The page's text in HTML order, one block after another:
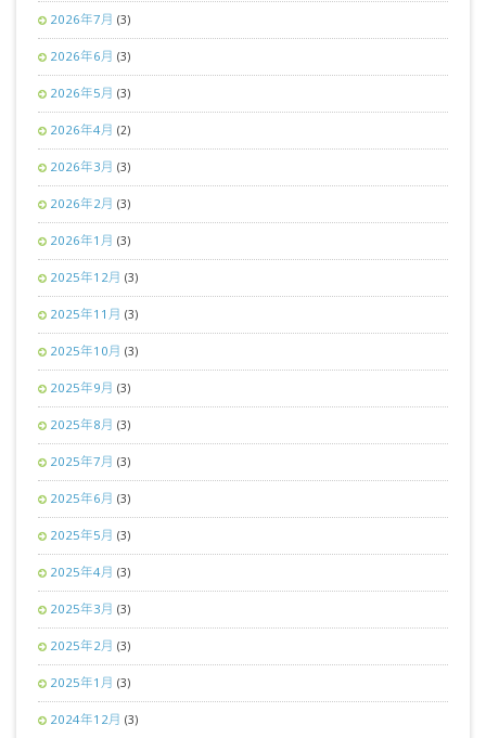
2026年7月 (3)
2026年6月 (3)
2026年5月 (3)
2026年4月 (2)
2026年3月 (3)
2026年2月 (3)
2026年1月 (3)
2025年12月 (3)
2025年11月 (3)
2025年10月 (3)
2025年9月 (3)
2025年8月 (3)
2025年7月 (3)
2025年6月 (3)
2025年5月 (3)
2025年4月 (3)
2025年3月 (3)
2025年2月 (3)
2025年1月 (3)
2024年12月 (3)